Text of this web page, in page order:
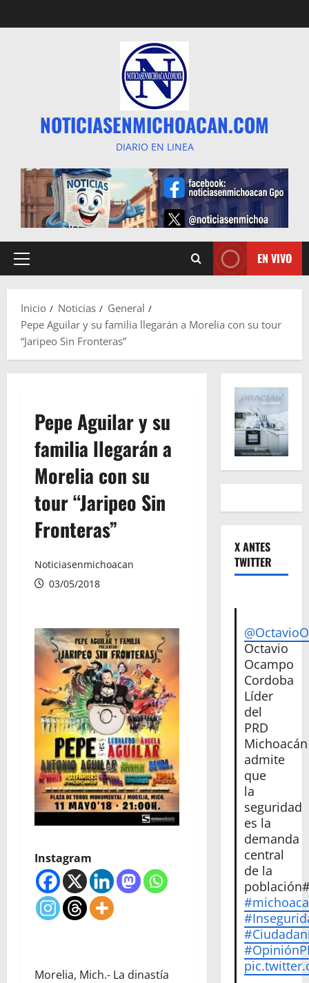
al
NOTICIASENMICHOACAN.COM
DIARIO EN LINEA
Menú
EN VIVO
Inicio Noticias
General
Pepe Aguilar y su familia llegarán a Morelia con su tour
“Jaripeo Sin Fronteras”
Pepe Aguilar y su
familia llegarán a
Morelia con su
tour “Jaripeo Sin
Fronteras”
Noticiasenmichoacan
03/05/2018
Instagram
Morelia, Mich.- La dinastía
X ANTES
TWITTER
Octavio
Ocampo
Cordoba
Líder
del
PRD
Michoacán
admite
que
la
seguridad
es la
demanda
central
de la